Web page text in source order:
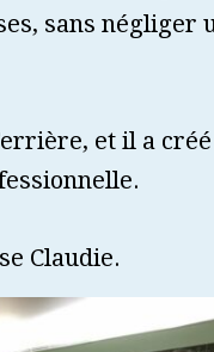
sans négliger
et il a
Claudie.